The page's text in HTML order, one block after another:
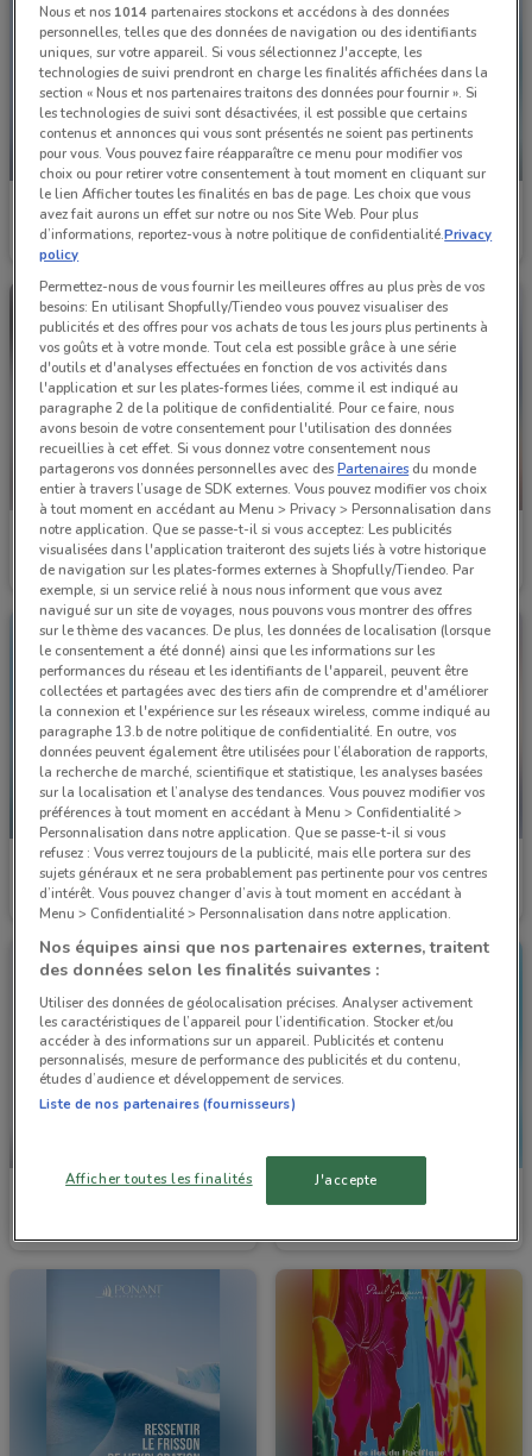
BIENTÔT DISPONIBLES
Ponant
Valable à partir du 01/11
BIENTÔT DISPONIBLES
Ponant
Valable à partir du 01/09
Ponant
Valable jusqu'au 31/12
BIENTÔT DISPONIBLES
Ponant
Valable à partir du 01/10
BIENTÔT DISPONIBLES
Ponant
Valable à partir du 01/11
Ponant
Valable jusqu'au 31/01
Nous et nos 1014partenaires stockons et accédons à des données
personnelles, telles que des données de navigation ou des identifiants
uniques, sur votre appareil. Si vous sélectionnez J'accepte, les
technologies de suivi prendront en charge les finalités affichées dans la
section « Nous et nos partenaires traitons des données pour fournir ». Si
les technologies de suivi sont désactivées, il est possible que certains
contenus et annonces qui vous sont présentés ne soient pas pertinents
pour vous. Vous pouvez faire réapparaître ce menu pour modifier vos
choix ou pour retirer votre consentement à tout moment en cliquant sur
le lien Afficher toutes les finalités en bas de page. Les choix que vous
avez fait aurons un effet sur notre ou nos Site Web. Pour plus
d’informations, reportez-vous à notre politique de confidentialité.Privacy
policy
Permettez-nous de vous fournir les meilleures offres au plus près de vos
besoins: En utilisant Shopfully/Tiendeo vous pouvez visualiser des
publicités et des offres pour vos achats de tous les jours plus pertinents à
vos goûts et à votre monde. Tout cela est possible grâce à une série
d'outils et d'analyses effectuées en fonction de vos activités dans
l'application et sur les plates-formes liées, comme il est indiqué au
paragraphe 2 de la politique de confidentialité. Pour ce faire, nous
avons besoin de votre consentement pour l'utilisation des données
recueillies à cet effet. Si vous donnez votre consentement nous
partagerons vos données personnelles avec desPartenaires du monde
entier à travers l’usage de SDK externes. Vous pouvez modifier vos choix
à tout moment en accédant au Menu > Privacy > Personnalisation dans
notre application. Que se passe-t-il si vous acceptez: Les publicités
visualisées dans l'application traiteront des sujets liés à votre historique
de navigation sur les plates-formes externes à Shopfully/Tiendeo. Par
exemple, si un service relié à nous nous informent que vous avez
navigué sur un site de voyages, nous pouvons vous montrer des offres
sur le thème des vacances. De plus, les données de localisation (lorsque
le consentement a été donné) ainsi que les informations sur les
performances du réseau et les identifiants de l'appareil, peuvent être
collectées et partagées avec des tiers afin de comprendre et d'améliorer
la connexion et l'expérience sur les réseaux wireless, comme indiqué au
paragraphe 13.b de notre politique de confidentialité. En outre, vos
données peuvent également être utilisées pour l’élaboration de rapports,
la recherche de marché, scientifique et statistique, les analyses basées
sur la localisation et l’analyse des tendances. Vous pouvez modifier vos
préférences à tout moment en accédant à Menu > Confidentialité >
Personnalisation dans notre application. Que se passe-t-il si vous
refusez : Vous verrez toujours de la publicité, mais elle portera sur des
sujets généraux et ne sera probablement pas pertinente pour vos centres
d’intérêt. Vous pouvez changer d’avis à tout moment en accédant à
Menu > Confidentialité > Personnalisation dans notre application.
Nos équipes ainsi que nos partenaires externes, traitent
des données selon les finalités suivantes :
Utiliser des données de géolocalisation précises. Analyser activement
les caractéristiques de l’appareil pour l’identification. Stocker et/ou
accéder à des informations sur un appareil. Publicités et contenu
personnalisés, mesure de performance des publicités et du contenu,
études d’audience et développement de services.
Liste de nos partenaires (fournisseurs)
Afficher toutes les finalités J'accepte